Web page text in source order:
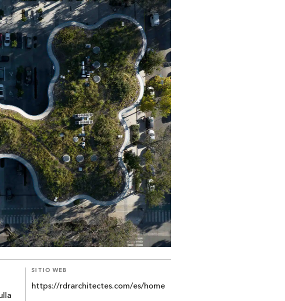
SITIO WEB
https://rdrarchitectes.com/es/home